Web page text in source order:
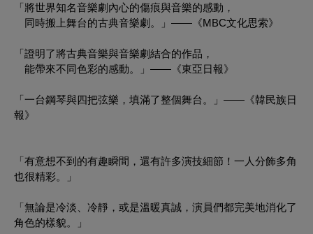
「將世界知名音樂劇內心的傷痕與音樂的感動，
同時搬上舞台的古典音樂劇。」——《MBC文化思索》
「證明了將古典音樂與音樂劇結合的作品，
能帶來不同色彩的感動。」——《東亞日報》
「一台鋼琴與四把弦樂，填滿了整個舞台。」——《韓民族日
報》
「有意想不到的有趣瞬間，還有許多演技細節！一人分飾多角
也很精彩。」
「無論是冷淡、冷靜，或是溫暖真誠，演員們都完美地消化了
角色的樣貌。」